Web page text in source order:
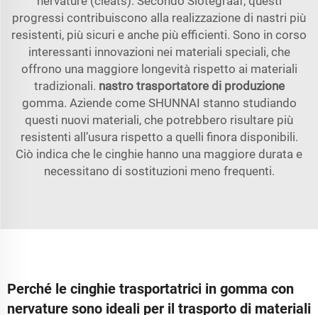
progressi contribuiscono alla realizzazione di nastri più
resistenti, più sicuri e anche più efficienti. Sono in corso
interessanti innovazioni nei materiali speciali, che
offrono una maggiore longevità rispetto ai materiali
tradizionali. nastro trasportatore di produzione
gomma. Aziende come SHUNNAI stanno studiando
questi nuovi materiali, che potrebbero risultare più
resistenti all’usura rispetto a quelli finora disponibili.
Ciò indica che le cinghie hanno una maggiore durata e
necessitano di sostituzioni meno frequenti.
Perché le cinghie trasportatrici in gomma con
nervature sono ideali per il trasporto di materiali